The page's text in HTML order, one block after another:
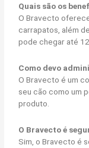
Quais são os
O Bravecto
carrapatos, além
pode chegar até
Como devo
O Bravecto é um
seu cão como um
produto.
O Bravecto é
Sim, o Bravecto é